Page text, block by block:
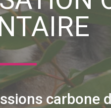
carbone